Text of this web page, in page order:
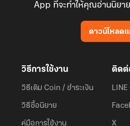
App ที่จะทำให้คุณอ่านนิยา
ดาวน์โหลด
วิธีการใช้งาน
วิธีเติม Coin / ชำระเงิน
วิธีซื้อนิยาย
คู่มือการใช้งาน
ติดต่
X